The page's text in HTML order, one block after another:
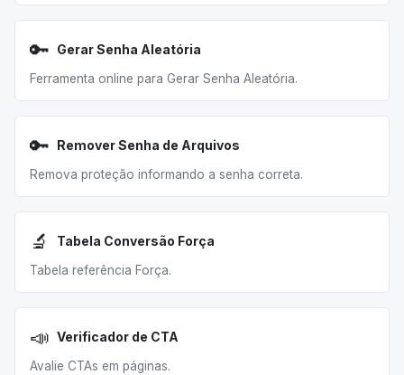
🔑 Gerar Senha Aleatória
Ferramenta online para Gerar Senha Aleatória.
🔑 Remover Senha de Arquivos
Remova proteção informando a senha correta.
🔬 Tabela Conversão Força
Tabela referência Força.
📣 Verificador de CTA
Avalie CTAs em páginas.